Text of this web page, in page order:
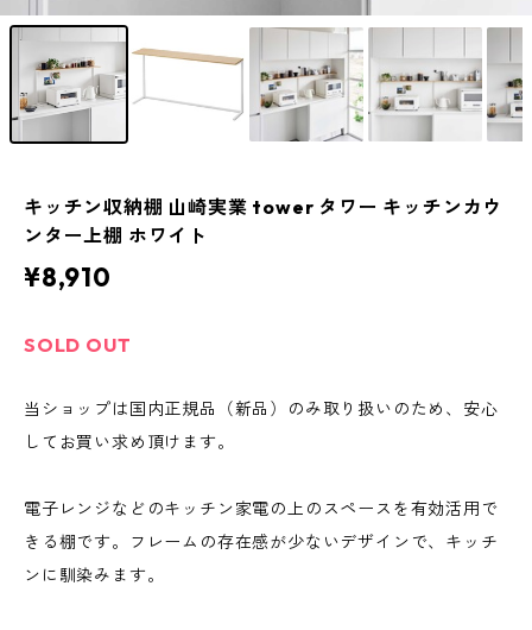
キッチン収納棚 山崎実業 tower タワー キッチンカウ
ンター上棚 ホワイト
¥8,910
SOLD OUT
当ショップは国内正規品（新品）のみ取り扱いのため、安心
してお買い求め頂けます。
電子レンジなどのキッチン家電の上のスペースを有効活用で
きる棚です。フレームの存在感が少ないデザインで、キッチ
ンに馴染みます。